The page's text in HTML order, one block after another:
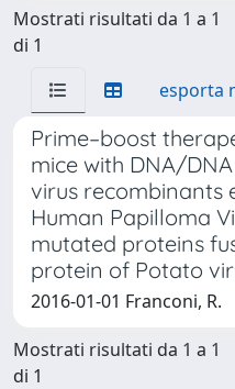
Mostrati risultati da 1 a 1
di 1
esporta
Prime–boost
mice with DNA/
virus recombinants
Human Papilloma
mutated proteins
protein of Potato
2016-01-01 Franconi, R.
Mostrati risultati da 1 a 1
di 1